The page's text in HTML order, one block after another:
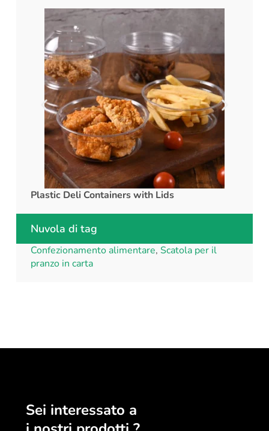
Plastic Deli Containers with Lids
Nuvola di tag
Confezionamento alimentare, Scatola per il
pranzo in carta
Sei interessato a